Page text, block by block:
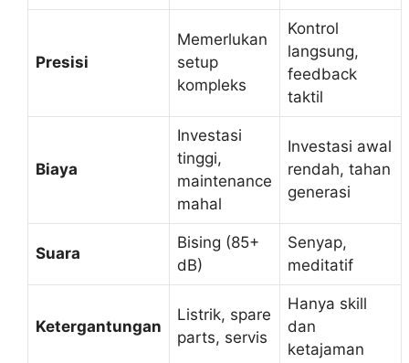
Presisi
Memerlukan
setup
kompleks
Kontrol
langsung,
feedback
taktil
Biaya
Investasi
tinggi,
maintenance
mahal
Investasi awal
rendah, tahan
generasi
Suara
Bising (85+
dB)
Senyap,
meditatif
Ketergantungan
Listrik, spare
parts, servis
Hanya skill
dan
ketajaman